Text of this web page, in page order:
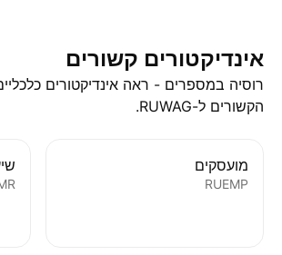
אינדיקטורים קשורים
רוסיה‏ במספרים - ראה אינדיקטורים
הקשורים ל-RUWAG.
מועסקים
RUEMP